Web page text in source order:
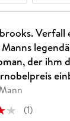
Verfall
der ihm
(1)